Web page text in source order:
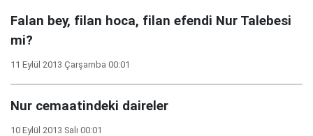
Falan bey, filan hoca, filan efendi Nur Talebesi
mi?
11 Eylül 2013 Çarşamba 00:01
Nur cemaatindeki daireler
10 Eylül 2013 Salı 00:01